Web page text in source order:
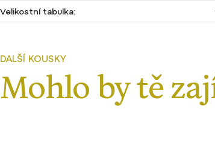
Velikostní tabulka: